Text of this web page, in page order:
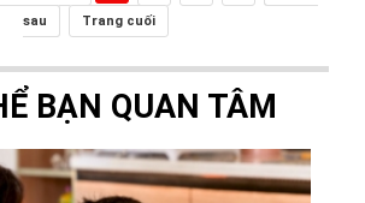
sau
Trang cuối
BẠN QUAN TÂM